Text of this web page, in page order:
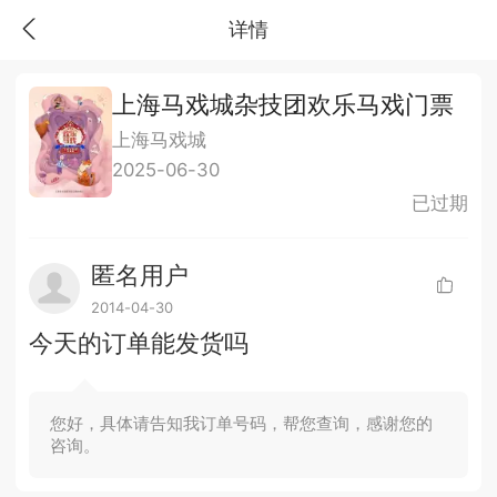
详情
上海马戏城杂技团欢乐马戏门票
上海马戏城
2025-06-30
已过期
匿名用户
2014-04-30
今天的订单能发货吗
您好，具体请告知我订单号码，帮您查询，感谢您的
咨询。